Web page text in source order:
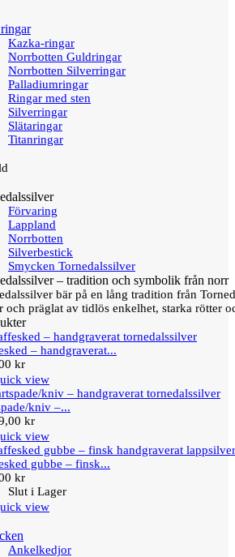
Kazka-ringar
Norrbotten Guldringar
Norrbotten Silverringar
Palladiumringar
Ringar med sten
Silverringar
Slätaringar
Titanringar
Förvaring
Lappland
Norrbotten
Silverbestick
Smycken Tornedalssilver
– tradition och symbolik från norr
bär på en lång tradition från
och präglat av tidlös enkelhet, starka rötter
– handgraverat...
kr
view
kniv –...
kr
view
gubbe – finsk...
kr
Slut i Lager
view
Ankelkedjor